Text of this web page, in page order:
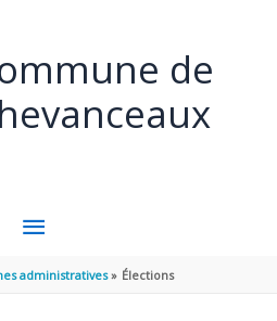
de
MENU
PRINCIPAL
administratives Élections